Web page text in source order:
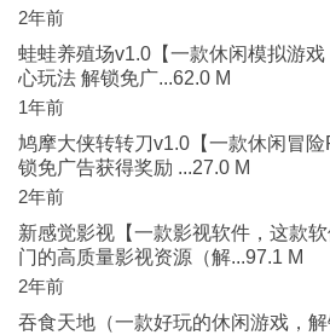
2年前
蛙蛙养殖场v1.0【一款休闲模拟游
心玩法 解锁免广...62.0 M
1年前
鸠摩大侠转转刀v1.0【一款休闲冒
锁免广告获得奖励 ...27.0 M
2年前
新感觉影视【一款影视软件，这款
门的高质量影视资源（解...97.1 M
2年前
吞食天地（一款好玩的休闲游戏，